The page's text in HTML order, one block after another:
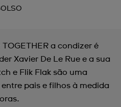
a condizer é
Xavier De Le Rue e a sua
e Flik Flak são uma
pais e filhos à medida